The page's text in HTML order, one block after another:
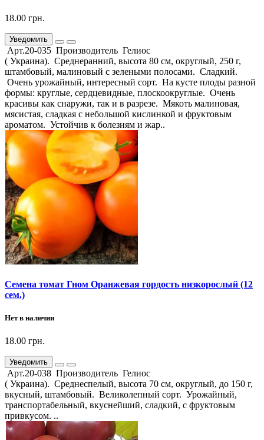
18.00 грн.
Уведомить
Арт.20-035 Производитель Гелиос
( Украина). Среднеранний, высота 80 см, округлый, 250 г,
штамбовый, малиновый с зелеными полосами. Сладкий.
Очень урожайный, интересный сорт. На кусте плоды разной
формы: круглые, сердцевидные, плоскоокруглые. Очень
красивы как снаружи, так и в разрезе. Мякоть малиновая,
мясистая, сладкая с небольшой кислинкой и фруктовым
ароматом. Устойчив к болезням и жар..
Семена томат Гном Оранжевая гордость низкорослый (12
сем.)
Нет в наличии
18.00 грн.
Уведомить
Арт.20-038 Производитель Гелиос
( Украина). Среднеспелый, высота 70 см, округлый, до 150 г,
вкусный, штамбовый. Великолепный сорт. Урожайный,
транспортабельный, вкуснейший, сладкий, с фруктовым
привкусом. ..